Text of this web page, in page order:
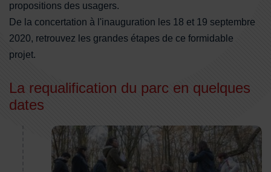
propositions des usagers.
De la concertation à l'inauguration les 18 et 19 septembre
2020, retrouvez les grandes étapes de ce formidable
projet.
La requalification du parc en quelques
dates
Un diagnostic in situ, au plus près des ressentis et